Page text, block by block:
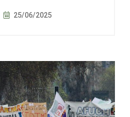
25/06/2025